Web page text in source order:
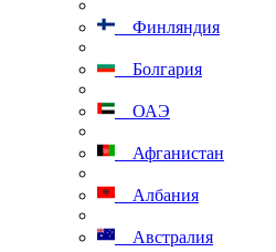
Финляндия
Болгария
ОАЭ
Афганистан
Албания
Австралия